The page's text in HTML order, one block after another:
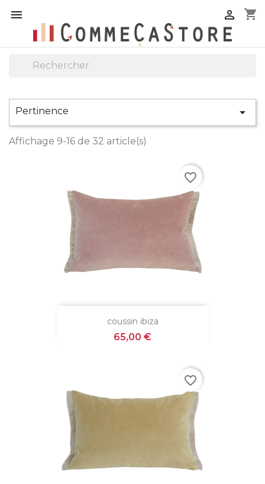
 shopping_cart

Pertinence 
Affichage 9-16 de 32 article(s)
coussin ibiza
Prix
65,00 €
favorite_border
favorite_border